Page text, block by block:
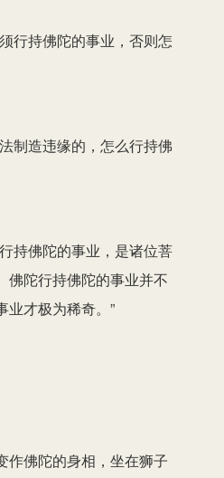
行持佛陀的事业，否则怎
制造违缘的，怎么行持佛
持佛陀的事业，是诸位菩
佛陀行持佛陀的事业并不
业才极为稀奇。”
作佛陀的身相，坐在狮子